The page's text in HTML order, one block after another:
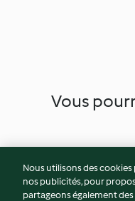
Vous
Nous utilisons des
nos publicités, pour
partageons également